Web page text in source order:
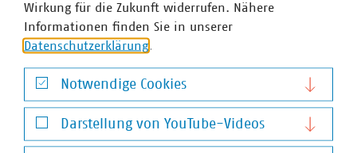
Kommunale Unternehmen arbeiten hoch
professionell, sind innovativ, zahlen nach Tarif
und bieten gute Weiterbildungsmöglichkeiten
sowie berufliche Perspektiven.
Wirkung für die Zukunft widerrufen. Nähere
Informationen finden Sie in unserer
Datenschutzerklärung.
Notwendige Cookies
Notwendige Cookies
Darstellung von YouTube-Videos
Darstellung von YouTube-Videos